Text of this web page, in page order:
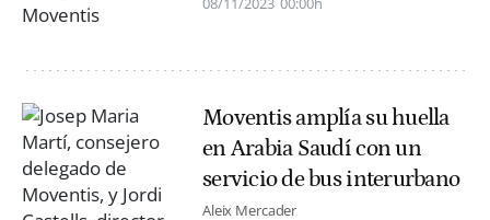
Moventis amplía su huella
en Arabia Saudí con un
servicio de bus interurbano
Aleix Mercader